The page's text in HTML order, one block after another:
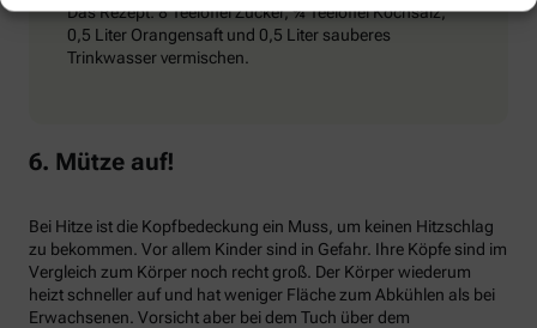
Das Rezept: 8 Teelöffel Zucker, ¾ Teelöffel Kochsalz,
0,5 Liter Orangensaft und 0,5 Liter sauberes
Trinkwasser vermischen.
6. Mütze auf!
Bei Hitze ist die Kopfbedeckung ein Muss, um keinen Hitzschlag
zu bekommen. Vor allem Kinder sind in Gefahr. Ihre Köpfe sind im
Vergleich zum Körper noch recht groß. Der Körper wiederum
heizt schneller auf und hat weniger Fläche zum Abkühlen als bei
Erwachsenen. Vorsicht aber bei dem Tuch über dem